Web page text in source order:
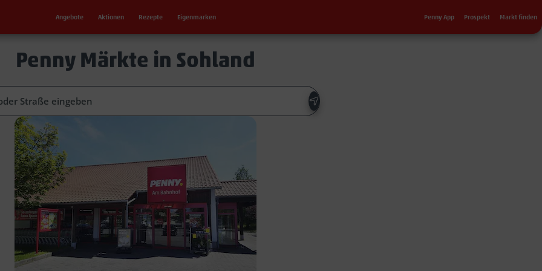
Angebote Aktionen Rezepte Eigenmarken Sekundärnavigation
Penny App Prospekt Markt finden
Penny Märkte in Sohland